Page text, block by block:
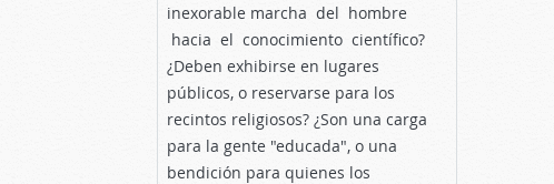
inexorable marcha del hombre
hacia el conocimiento científico?
¿Deben exhibirse en lugares
públicos, o reservarse para los
recintos religiosos? ¿Son una carga
para la gente "educada", o una
bendición para quienes los